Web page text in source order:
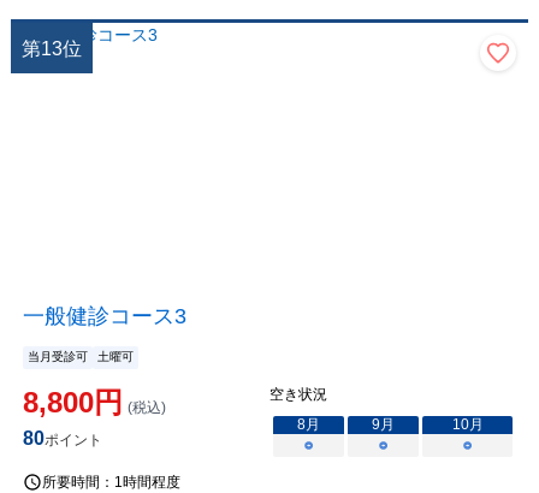
第13位
一般健診コース3
当月受診可 土曜可
8,800円 (税込)
80ポイント
空き状況
8月 9月 10月
○
○ ○
所要時間： 1時間程度